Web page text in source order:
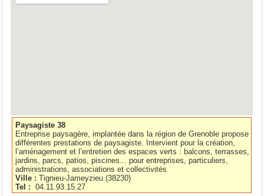
Paysagiste 38
Entreprise paysagère, implantée dans la région de Grenoble propose
différentes prestations de paysagiste. Intervient pour la création,
l’aménagement et l’entretien des espaces verts : balcons, terrasses,
jardins, parcs, patios, piscines... pour entreprises, particuliers,
administrations, associations et collectivités.
Ville :Tignieu-Jameyzieu(38230)
Tel :
04.11.93.15.27